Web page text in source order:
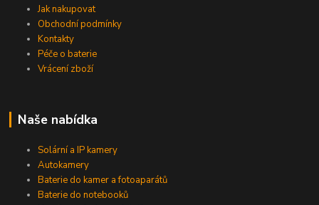
Jak nakupovat
Obchodní podmínky
Kontakty
Péče o baterie
Vrácení zboží
Naše nabídka
Solární a IP kamery
Autokamery
Baterie do kamer a fotoaparátů
Baterie do notebooků